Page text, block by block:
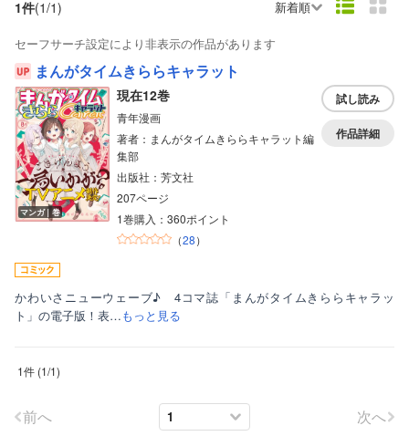
1件(1/1) 新着順
セーフサーチ設定により非表示の作品があります
まんがタイムきららキャラット
マンガ｜巻
現在12巻
青年漫画
著者：まんがタイムきららキャラット編
集部
出版社：芳文社
207ページ
1巻購入：360ポイント
（28）
試し読み
作品詳細
かわいさニューウェーブ♪ 4コマ誌「まんがタイムきららキャラッ
ト」の電子版！表…もっと見る
1件 (1/1)
前へ 次へ